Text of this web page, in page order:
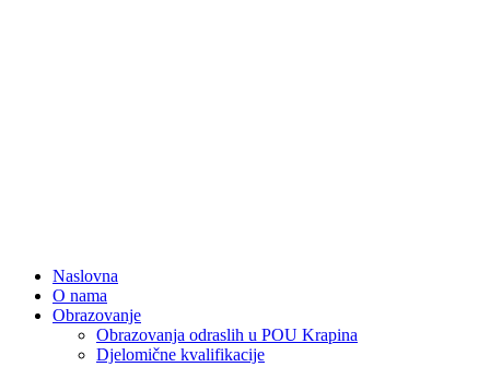
Naslovna
O nama
Obrazovanje
Obrazovanja odraslih u POU Krapina
Djelomične kvalifikacije